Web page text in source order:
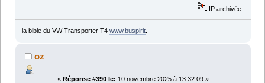
IP archivée
la bible du VW Transporter T4 www.buspirit.
oz
« Réponse #390 le: 10 novembre 2025 à 13:32:09 »